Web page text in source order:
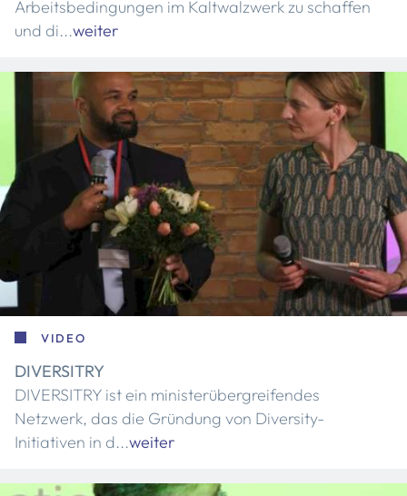
Arbeitsbedingungen im Kaltwalzwerk zu schaffen
und di...weiter
VIDEO
DIVERSITRY
DIVERSITRY ist ein ministerübergreifendes
Netzwerk, das die Gründung von Diversity-
Initiativen in d...weiter